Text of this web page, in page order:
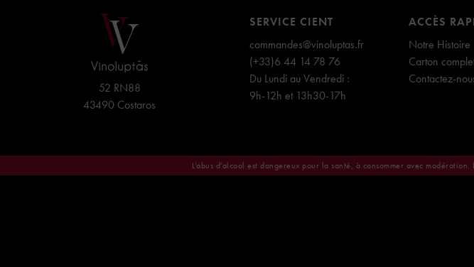
52 RN88
43490 Costaros
SERVICE CIENT
commandes@vinoluptas.fr
(+33)6 44 14 78 76
Du Lundi au Vendredi :
9h-12h et 13h30-17h
ACCÈS
Notre Histoire
Carton
Contactez-
L’abus d’alcool est dangereux pour la santé, à consommer avec